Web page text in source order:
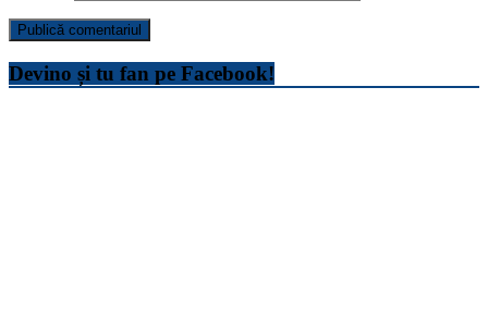
Devino și tu fan pe Facebook!